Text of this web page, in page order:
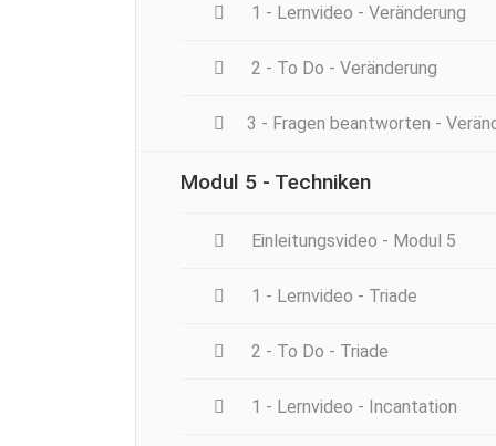
1 - Lernvideo - Veränderung
2 - To Do - Veränderung
3 - Fragen beantworten -
Modul 5 - Techniken
Einleitungsvideo - Modul 5
1 - Lernvideo - Triade
2 - To Do - Triade
1 - Lernvideo - Incantation